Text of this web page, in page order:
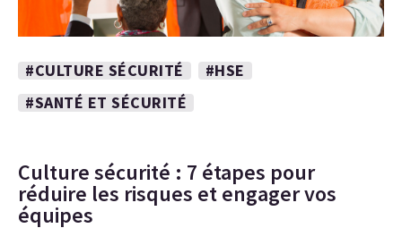
#CULTURE SÉCURITÉ
#HSE
#SANTÉ ET SÉCURITÉ
Culture sécurité : 7 étapes pour
réduire les risques et engager vos
équipes